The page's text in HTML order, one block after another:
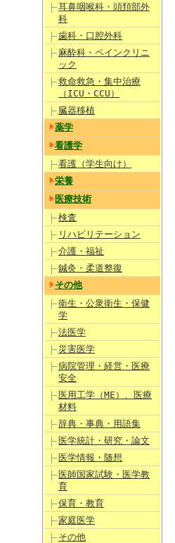
耳鼻咽喉科・頭頚部外
科
歯科・口腔外科
麻酔科・ペインクリニ
ック
救命救急・集中治療
（ICU・CCU）
臓器移植
薬学
看護学
看護（学生向け）
栄養
医療技術
検査
リハビリテーション
介護・福祉
鍼灸・柔道整復
その他
衛生・公衆衛生・保健
学
法医学
災害医学
病院管理・経営・医療
安全
医用工学（ME）、医療
材料
辞典・事典・用語集
医学統計・研究・論文
医学情報・随想
医師国家試験・医学教
育
保育・教育
家庭医学
その他